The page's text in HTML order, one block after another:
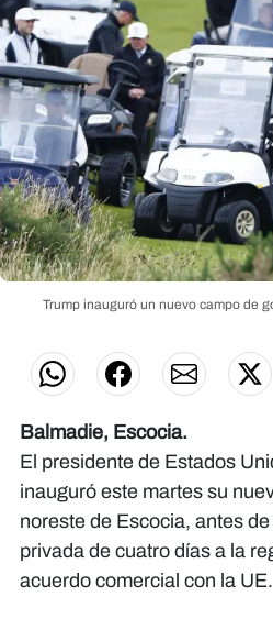
Trump inauguró un nuevo campo de
Balmadie, Escocia.
El presidente de Estados
inauguró este martes su
noreste de Escocia, antes
privada de cuatro días a la
acuerdo comercial con la UE.